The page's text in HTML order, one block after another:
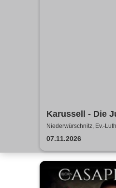
Karussell - Die
Niederwürschnitz, Ev.-
Niederwürschnitz
07.11.2026